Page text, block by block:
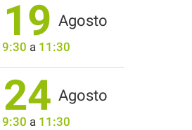
19 Agosto
9:30 a 11:30
24 Agosto
9:30 a 11:30